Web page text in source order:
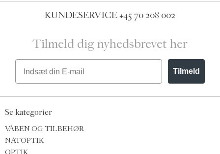
KUNDESERVICE+45 70 208 002
Tilmeld dig nyhedsbrevet her
Email
Tilmeld
Se kategorier
VÅBEN OG TILBEHØR
NATOPTIK
OPTIK